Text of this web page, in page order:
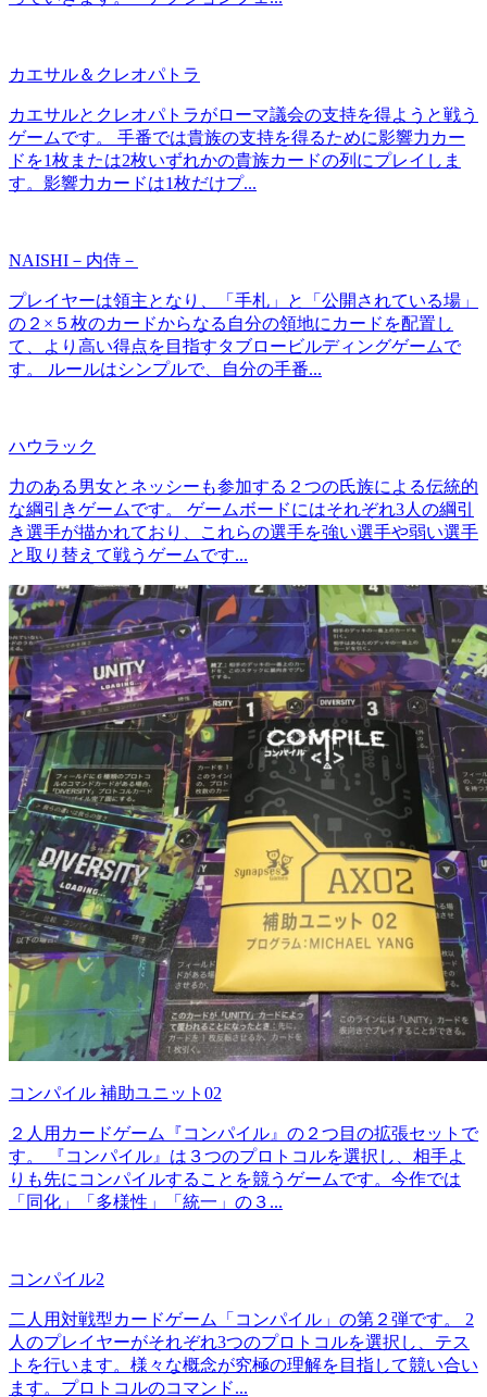
カエサル＆クレオパトラ
カエサルとクレオパトラがローマ議会の支持を得ようと戦う
ゲームです。 手番では貴族の支持を得るために影響力カー
ドを1枚または2枚いずれかの貴族カードの列にプレイしま
す。影響力カードは1枚だけプ...
NAISHI－内侍－
プレイヤーは領主となり、「手札」と「公開されている場」
の２×５枚のカードからなる自分の領地にカードを配置し
て、より高い得点を目指すタブロービルディングゲームで
す。 ルールはシンプルで、自分の手番...
ハウラック
力のある男女とネッシーも参加する２つの氏族による伝統的
な綱引きゲームです。 ゲームボードにはそれぞれ3人の綱引
き選手が描かれており、これらの選手を強い選手や弱い選手
と取り替えて戦うゲームです...
コンパイル 補助ユニット02
２人用カードゲーム『コンパイル』の２つ目の拡張セットで
す。 『コンパイル』は３つのプロトコルを選択し、相手よ
りも先にコンパイルすることを競うゲームです。今作では
「同化」「多様性」「統一」の３...
コンパイル2
二人用対戦型カードゲーム「コンパイル」の第２弾です。 2
人のプレイヤーがそれぞれ3つのプロトコルを選択し、テス
トを行います。様々な概念が究極の理解を目指して競い合い
ます。プロトコルのコマンド...